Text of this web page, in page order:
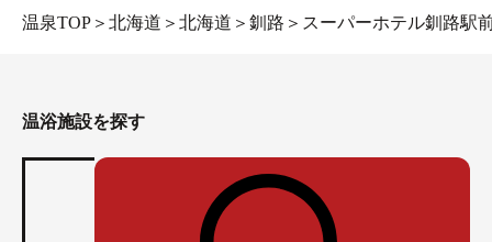
温泉TOP ＞ 北海道 ＞ 北海道 ＞ 釧路 ＞ スーパーホテル釧路駅
温浴施設を探す